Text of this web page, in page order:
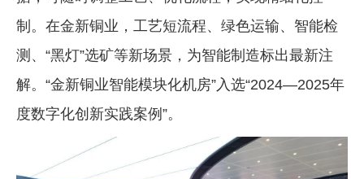
制。在金新铜业，工艺短流程、绿色运输、智能检
测、“黑灯”选矿等新场景，为智能制造标出最新注
解。“金新铜业智能模块化机房”入选“2024—2025年
度数字化创新实践案例”。